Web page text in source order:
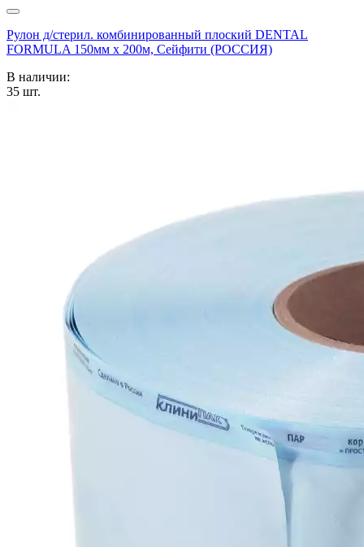
Рулон д/стерил. комбинированный плоский DENTAL
FORMULA 150мм х 200м, Сейфити (РОССИЯ)
В наличии:
35 шт.